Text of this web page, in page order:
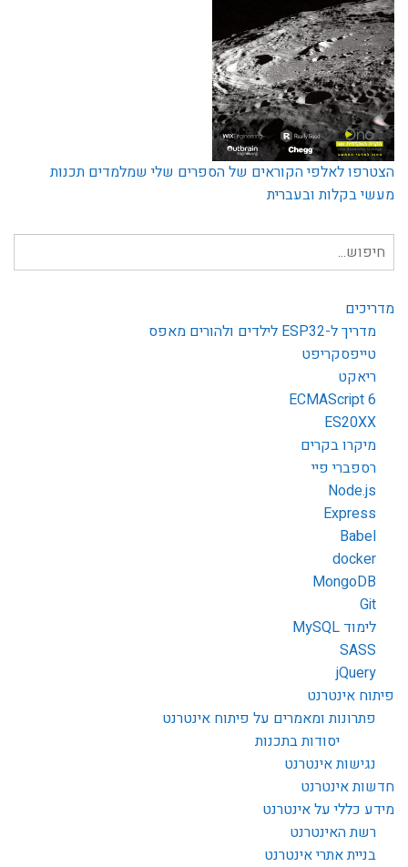
הצטרפו לאלפי הקוראים של הספרים שלי שמלמדים תכנות
מעשי בקלות ובעברית
חיפוש
עבור:
מדריכים
מדריך ל-ESP32 לילדים ולהורים מאפס
טייפסקריפט
ריאקט
ECMAScript 6
ES20XX
מיקרו בקרים
רספברי פיי
Node.js
Express
Babel
docker
MongoDB
Git
לימוד MySQL
SASS
jQuery
פיתוח אינטרנט
פתרונות ומאמרים על פיתוח אינטרנט
יסודות בתכנות
נגישות אינטרנט
חדשות אינטרנט
מידע כללי על אינטרנט
רשת האינטרנט
בניית אתרי אינטרנט